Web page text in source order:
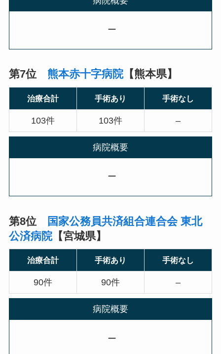
ー
第7位 熊本赤十字病院【熊本県】
治療合計 手術あり 手術なし
103件 103件 –
病院概要
ー
第8位
国家公務員共済組合連合会 東北
公済病院【宮城県】
治療合計 手術あり 手術なし
90件 90件 –
病院概要
ー